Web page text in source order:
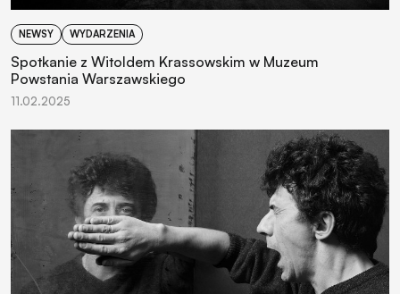
NEWSY WYDARZENIA
Spotkanie z Witoldem Krassowskim w Muzeum
Powstania Warszawskiego
11.02.2025